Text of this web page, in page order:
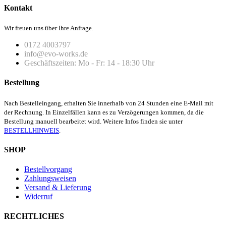
Kontakt
Wir freuen uns über Ihre Anfrage.
0172 4003797
info@evo-works.de
Geschäftszeiten: Mo - Fr: 14 - 18:30 Uhr
Bestellung
Nach Bestelleingang, erhalten Sie innerhalb von 24 Stunden eine E-Mail mit
der Rechnung. In Einzelfällen kann es zu Verzögerungen kommen, da die
Bestellung manuell bearbeitet wird. Weitere Infos finden sie unter
BESTELLHINWEIS
SHOP
Bestellvorgang
Zahlungsweisen
Versand & Lieferung
Widerruf
RECHTLICHES